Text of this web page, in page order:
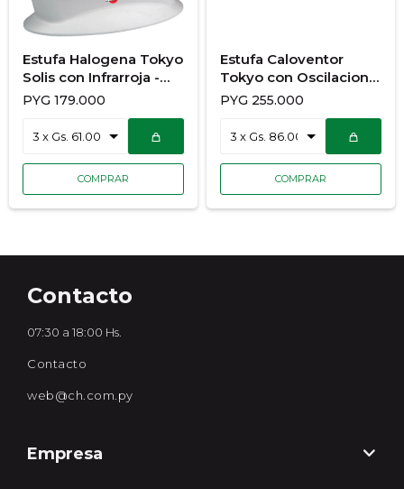
Estufa Halogena Tokyo
Solis con Infrarroja -
Edtesolis
PYG 179.000
Estufa Caloventor
Tokyo con Oscilacion
Aura
PYG 255.000
Contacto
07:30 a 18:00 Hs.
Contacto
web@ch.com.py
Empresa